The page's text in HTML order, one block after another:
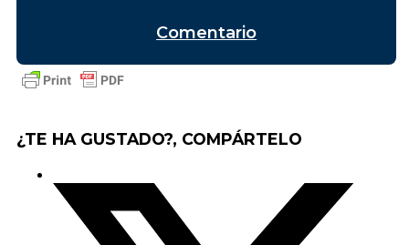
Comentario
¿TE HA GUSTADO?, COMPÁRTELO